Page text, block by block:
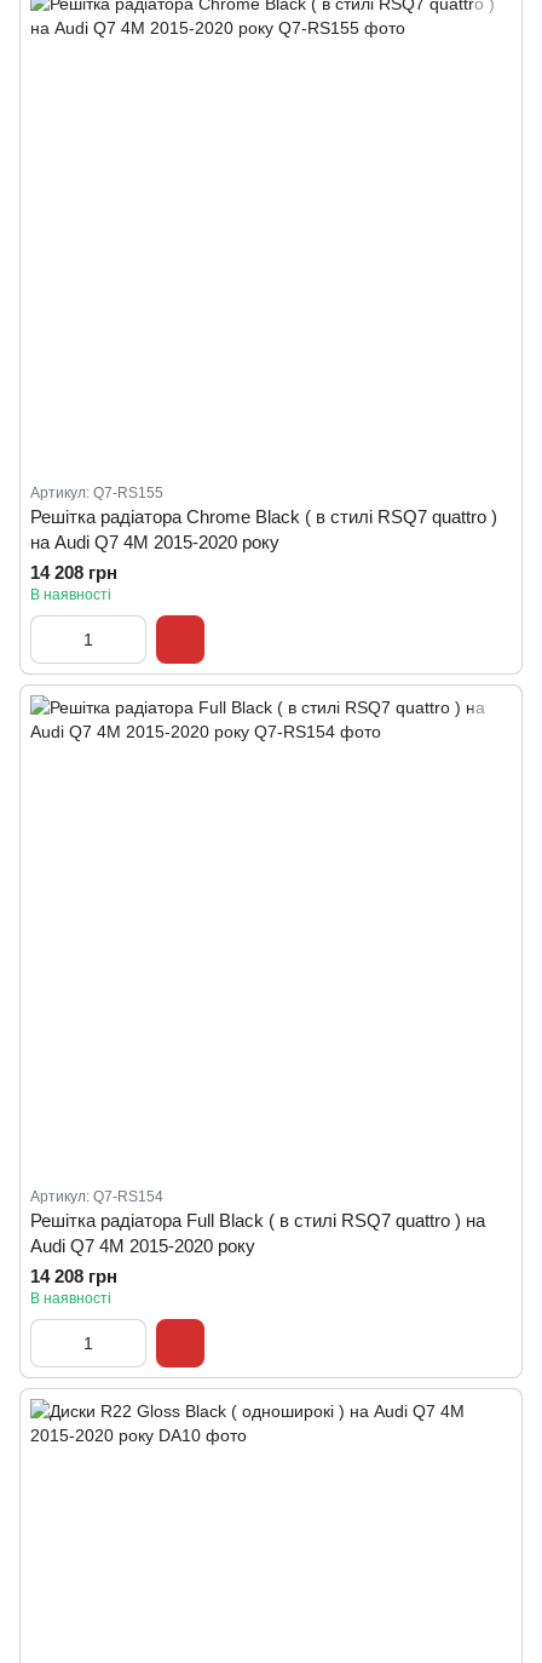
Артикул: Q7-RS155
Решітка радіатора Chrome Black ( в стилі RSQ7 quattro )
на Audi Q7 4M 2015-2020 року
14 208 грн
В наявності
Артикул: Q7-RS154
Решітка радіатора Full Black ( в стилі RSQ7 quattro ) на
Audi Q7 4M 2015-2020 року
14 208 грн
В наявності